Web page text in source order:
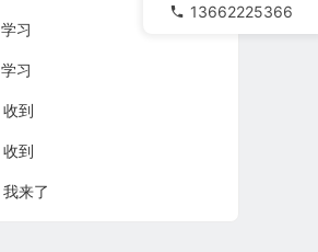
学习
学习
收到
收到
我来了
13662225366